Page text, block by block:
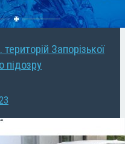
Запорізької
підозру